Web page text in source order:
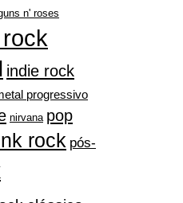
n' roses
indie rock
progressivo
nirvana pop
rock pós-